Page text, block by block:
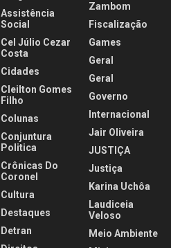
Assistência
Social
Cel Júlio Cezar
Costa
Cidades
Cleilton Gomes
Filho
Colunas
Conjuntura
Politica
Crônicas Do
Coronel
Cultura
Destaques
Detran
Zambom
Fiscalização
Games
Geral
Geral
Governo
Internacional
Jair Oliveira
JUSTIÇA
Justiça
Karina Uchôa
Laudiceia
Veloso
Meio Ambiente